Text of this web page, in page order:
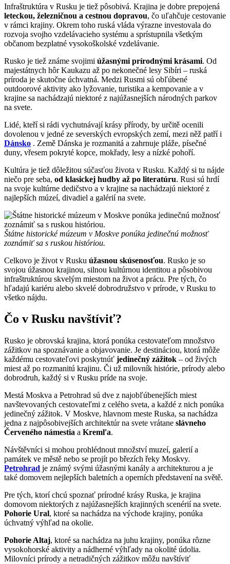
Infraštruktúra v Rusku je tiež pôsobivá. Krajina je dobre prepojená
leteckou, železničnou a cestnou dopravou, čo uľahčuje cestovanie
v rámci krajiny. Okrem toho ruská vláda výrazne investovala do
rozvoja svojho vzdelávacieho systému a sprístupnila všetkým
občanom bezplatné vysokoškolské vzdelávanie.
Rusko je tiež známe svojimi úžasnými prírodnými krásami. Od
majestátnych hôr Kaukazu až po nekonečné lesy Sibíri – ruská
príroda je skutočne úchvatná. Medzi Rusmi sú obľúbené
outdoorové aktivity ako lyžovanie, turistika a kempovanie a v
krajine sa nachádzajú niektoré z najúžasnejších národných parkov
na svete.
Lidé, kteří si rádi vychutnávají krásy přírody, by určitě ocenili
dovolenou v jedné ze severských evropských zemí, mezi něž patří i
Dánsko . Země Dánska je rozmanitá a zahrnuje pláže, písečné
duny, vřesem pokryté kopce, mokřady, lesy a nízké pohoří.
Kultúra je tiež dôležitou súčasťou života v Rusku. Každý si tu nájde
niečo pre seba, od klasickej hudby až po literatúru. Rusi sú hrdí
na svoje kultúrne dedičstvo a v krajine sa nachádzajú niektoré z
najlepších múzeí, divadiel a galérií na svete.
Štátne historické múzeum v Moskve ponúka jedinečnú možnosť
zoznámiť sa s ruskou históriou.
Celkovo je život v Rusku úžasnou skúsenosťou. Rusko je so
svojou úžasnou krajinou, silnou kultúrnou identitou a pôsobivou
infraštruktúrou skvelým miestom na život a prácu. Pre tých, čo
hľadajú kariéru alebo skvelé dobrodružstvo v prírode, v Rusku to
všetko nájdu.
Čo v Rusku navštíviť?
Rusko je obrovská krajina, ktorá ponúka cestovateľom množstvo
zážitkov na spoznávanie a objavovanie. Je destináciou, ktorá môže
každému cestovateľovi poskytnúť jedinečný zážitok – od živých
miest až po rozmanitú krajinu. Či už milovník histórie, prírody alebo
dobrodruh, každý si v Rusku príde na svoje.
Mestá Moskva a Petrohrad sú dve z najobľúbenejších miest
navštevovaných cestovateľmi z celého sveta, a každé z nich ponúka
jedinečný zážitok. V Moskve, hlavnom meste Ruska, sa nachádza
jedna z najpôsobivejších architektúr na svete vrátane slávneho
Červeného námestia a Kremľa.
Návštěvníci si mohou prohlédnout množství muzeí, galerií a
památek ve městě nebo se projít po březích řeky Moskvy.
Petrohrad je známý svými úžasnými kanály a architekturou a je
také domovem nejlepších baletních a operních představení na světě.
Pre tých, ktorí chcú spoznať prírodné krásy Ruska, je krajina
domovom niektorých z najúžasnejších krajinných scenérií na svete.
Pohorie Ural, ktoré sa nachádza na východe krajiny, ponúka
úchvatný výhľad na okolie.
Pohorie Altaj, ktoré sa nachádza na juhu krajiny, ponúka rôzne
vysokohorské aktivity a nádherné výhľady na okolité údolia.
Milovníci prírody a netradičných zážitkov môžu navštíviť